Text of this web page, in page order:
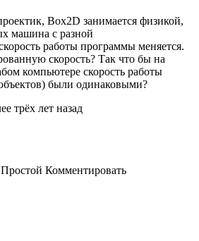
Box2D занимается физикой,
машина с разной
работы программы меняется.
скорость? Так что бы на
компьютере скорость работы
были одинаковыми?
трёх лет назад
Простой Комментировать